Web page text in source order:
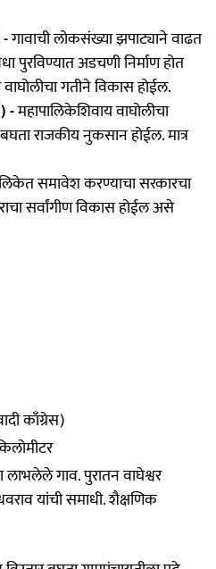
गावाची लोकसंख्या झपाट्याने वाढत
पुरविण्यात अडचणी निर्माण होत
गतीने विकास होईल.
-महापालिकेशिवाय वाघोलीचा
राजकीय नुकसान होईल. मात्र
समावेश करण्याचा सरकारचा
सर्वांगीण विकास होईल असे
काँग्रेस)
गाव. पुरातन वाघेश्वर
यांची समाधी. शैक्षणिक